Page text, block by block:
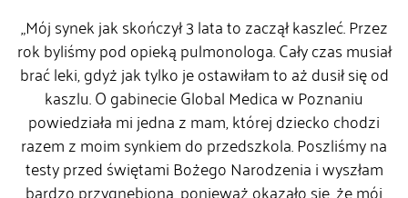
„Mój synek jak skończył 3 lata to zaczął kaszleć. Przez
rok byliśmy pod opieką pulmonologa. Cały czas musiał
brać leki, gdyż jak tylko je ostawiłam to aż dusił się od
kaszlu. O gabinecie Global Medica w Poznaniu
powiedziała mi jedna z mam, której dziecko chodzi
razem z moim synkiem do przedszkola. Poszliśmy na
testy przed świętami Bożego Narodzenia i wyszłam
bardzo przygnębiona, ponieważ okazało się, że mój